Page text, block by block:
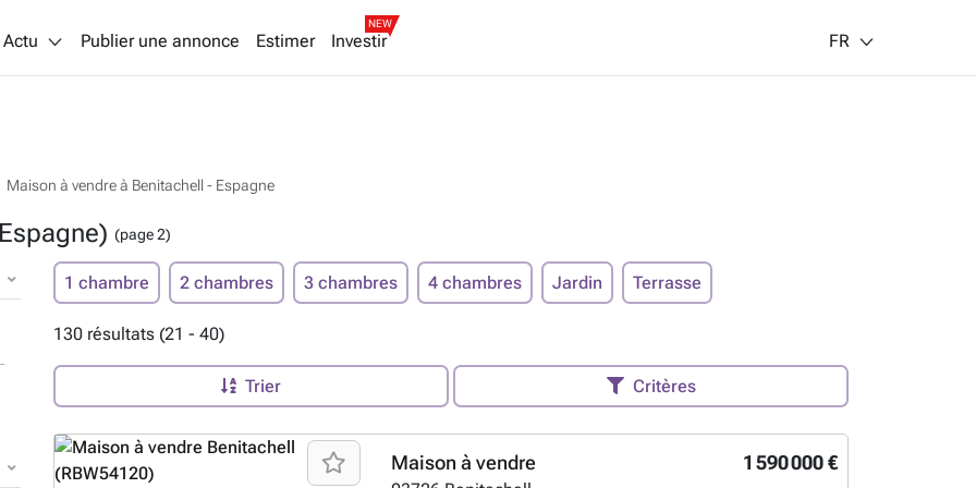
Actu Publier une annonce Estimer Investir
NEW
FR
Maison à vendre à Benitachell - Espagne
(page 2)
1 chambre 2 chambres 3 chambres 4 chambres Jardin Terrasse
130 résultats (21 - 40)
Trier Critères
1 590 000 €
Maison à vendre